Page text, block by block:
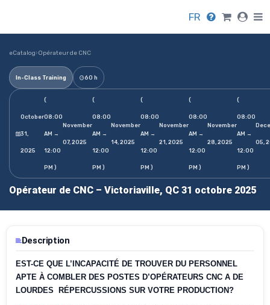
FR
eCatalog›Opérateur de CNC
In-Class Training 60 h
October
31,
2025
(
08:00
AM →
12:00
PM )
November
07, 2025
(
08:00
AM →
12:00
PM )
November
14, 2025
(
08:00
AM →
12:00
PM )
November
21, 2025
(
08:00
AM →
12:00
PM )
November
28, 2025
(
08:00
AM →
12:00
PM )
05,
Opérateur de CNC – Victoriaville, QC 31 octobre 2025
Description
EST-CE QUE L’INCAPACITÉ DE TROUVER DU PERSONNEL
APTE À COMBLER DES POSTES D’OPÉRATEURS CNC A DE
LOURDES
RÉPERCUSSIONS SUR VOTRE PRODUCTION?